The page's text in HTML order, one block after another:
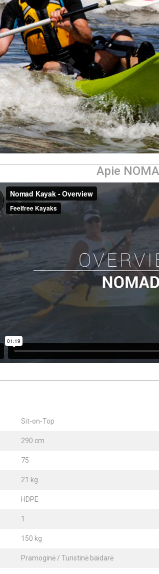
Apie
Sit-on-Top
290 cm
75
21 kg
HDPE
1
150 kg
Pramoginė / Turistinė baidarė